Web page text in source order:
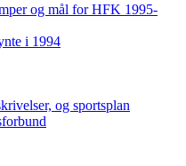
og mål for HFK 1995-
i 1994
og sportsplan